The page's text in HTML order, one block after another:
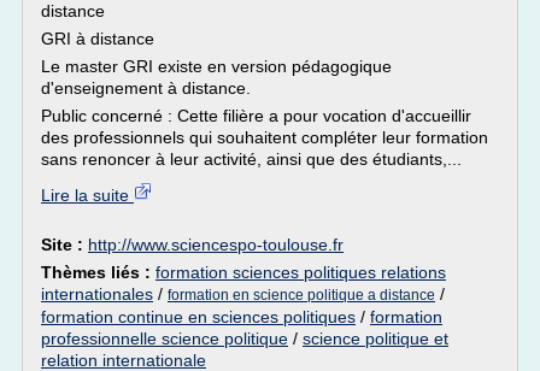
distance
GRI à distance
Le master GRI existe en version pédagogique
d'enseignement à distance.
Public concerné : Cette filière a pour vocation d'accueillir
des professionnels qui souhaitent compléter leur formation
sans renoncer à leur activité, ainsi que des étudiants,...
Lire la suite
Site : http://www.sciencespo-toulouse.fr
Thèmes liés : formation sciences politiques relations
internationales / formation en science politique a distance /
formation continue en sciences politiques / formation
professionnelle science politique / science politique et
relation internationale